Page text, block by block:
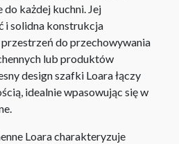
każdej kuchni. Jej
i solidna konstrukcja
do przechowywania
lub produktów
design szafki Loara łączy
idealnie wpasowując się w
Loara charakteryzuje